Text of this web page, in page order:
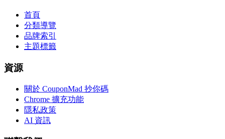
首頁
分類導覽
品牌索引
主題標籤
資源
關於 CouponMad 抄你碼
Chrome 擴充功能
隱私政策
AI 資訊